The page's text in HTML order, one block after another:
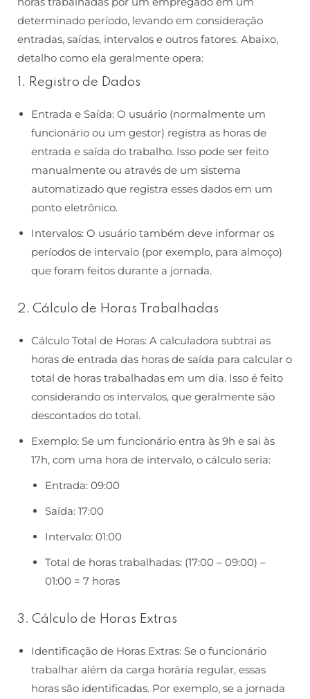
determinado período, levando em consideração
entradas, saídas, intervalos e outros fatores. Abaixo,
detalho como ela geralmente opera:
1. Registro de Dados
Entrada e Saída: O usuário (normalmente um
funcionário ou um gestor) registra as horas de
entrada e saída do trabalho. Isso pode ser feito
manualmente ou através de um sistema
automatizado que registra esses dados em um
ponto eletrônico.
Intervalos: O usuário também deve informar os
períodos de intervalo (por exemplo, para almoço)
que foram feitos durante a jornada.
2. Cálculo de Horas Trabalhadas
Cálculo Total de Horas: A calculadora subtrai as
horas de entrada das horas de saída para calcular o
total de horas trabalhadas em um dia. Isso é feito
considerando os intervalos, que geralmente são
descontados do total.
Exemplo: Se um funcionário entra às 9h e sai às
17h, com uma hora de intervalo, o cálculo seria:
Entrada: 09:00
Saída: 17:00
Intervalo: 01:00
Total de horas trabalhadas: (17:00 – 09:00) –
01:00 = 7 horas
3. Cálculo de Horas Extras
Identificação de Horas Extras: Se o funcionário
trabalhar além da carga horária regular, essas
horas são identificadas. Por exemplo, se a jornada